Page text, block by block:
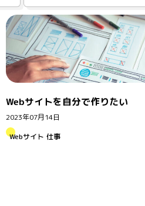
Webサイトを自分で作りたい
2023年07月14日
Webサイト 仕事